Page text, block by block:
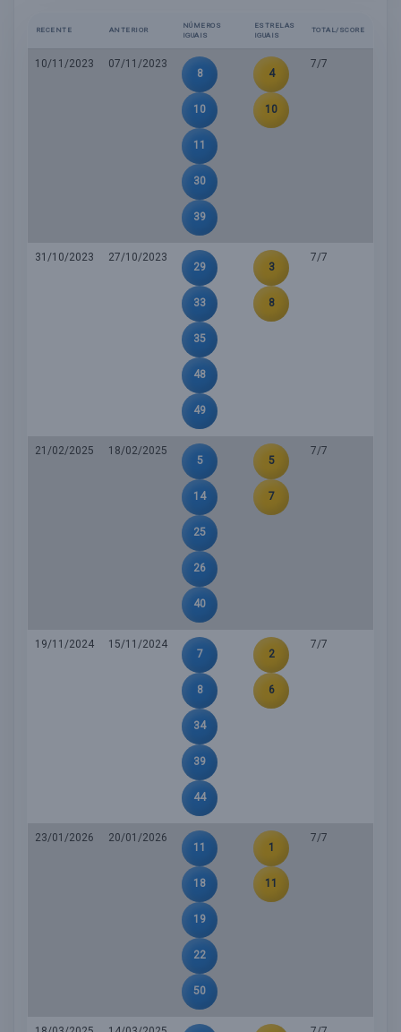
RECENTE ANTERIOR
NÚMEROS
IGUAIS
ESTRELAS
IGUAIS
TOTAL/SCORE
10/11/2023
07/11/2023
8
10
11
30
39
4
10
7/7
31/10/2023
27/10/2023
29
33
35
48
49
3
8
7/7
21/02/2025
18/02/2025
5
14
25
26
40
5
7
7/7
19/11/2024
15/11/2024
7
8
34
39
44
2
6
7/7
23/01/2026
20/01/2026
11
18
19
22
50
1
11
7/7